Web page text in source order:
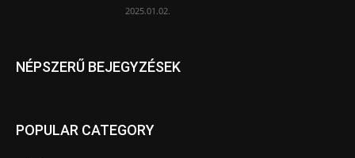
2025.01.02.
NÉPSZERŰ BEJEGYZÉSEK
POPULAR CATEGORY